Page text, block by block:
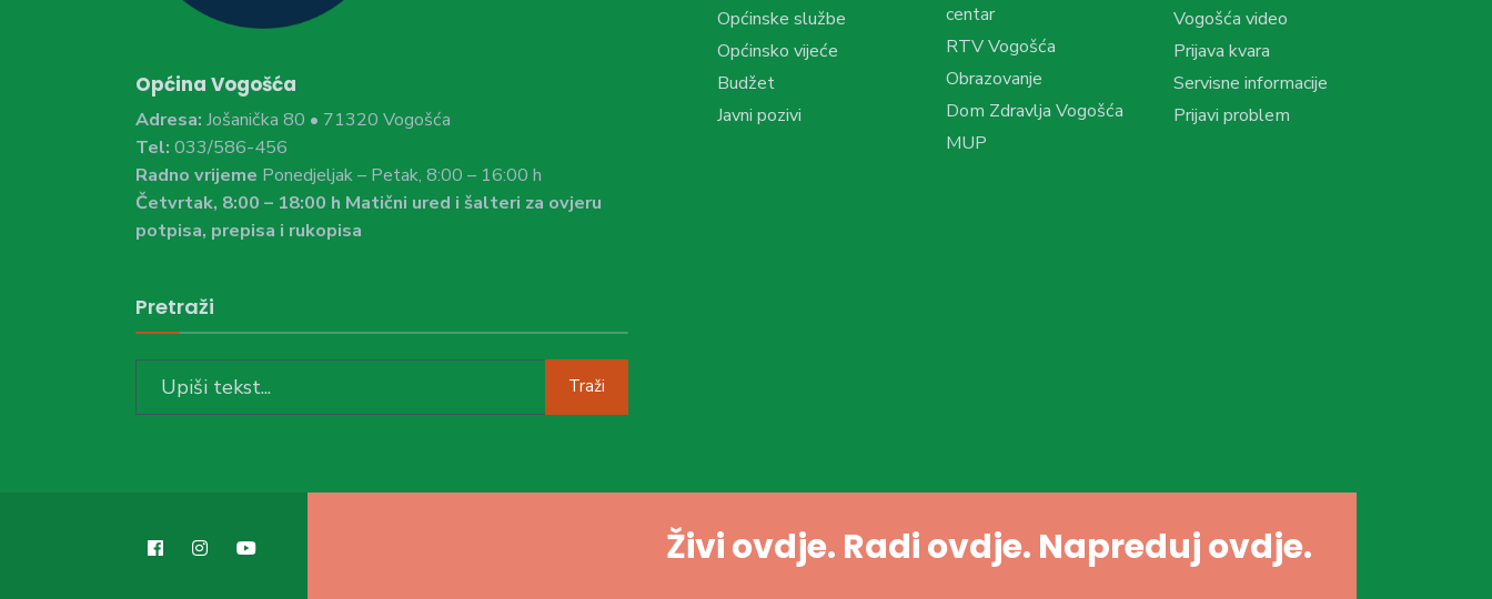
Općina Vogošća
Adresa: Jošanička 80 • 71320 Vogošća
Tel: 033/586-456
Radno vrijeme Ponedjeljak – Petak, 8:00 – 16:00 h
Četvrtak, 8:00 – 18:00 h Matični ured i šalteri za ovjeru
potpisa, prepisa i rukopisa
Pretraži
Traži
Općinske službe
Općinsko vijeće
Budžet
Javni pozivi
centar
RTV Vogošća
Obrazovanje
Dom Zdravlja Vogošća
MUP
Vogošća video
Prijava kvara
Servisne informacije
Prijavi problem
Živi ovdje. Radi ovdje. Napreduj ovdje.